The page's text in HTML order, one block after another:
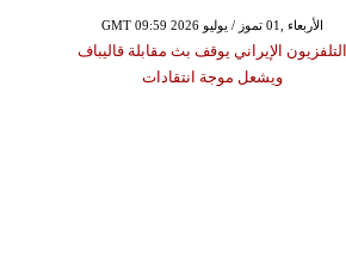
GMT 09:59 2026 الأربعاء ,01 تموز / يوليو
التلفزيون الإيراني يوقف بث مقابلة قاليباف
ويشعل موجة انتقادات